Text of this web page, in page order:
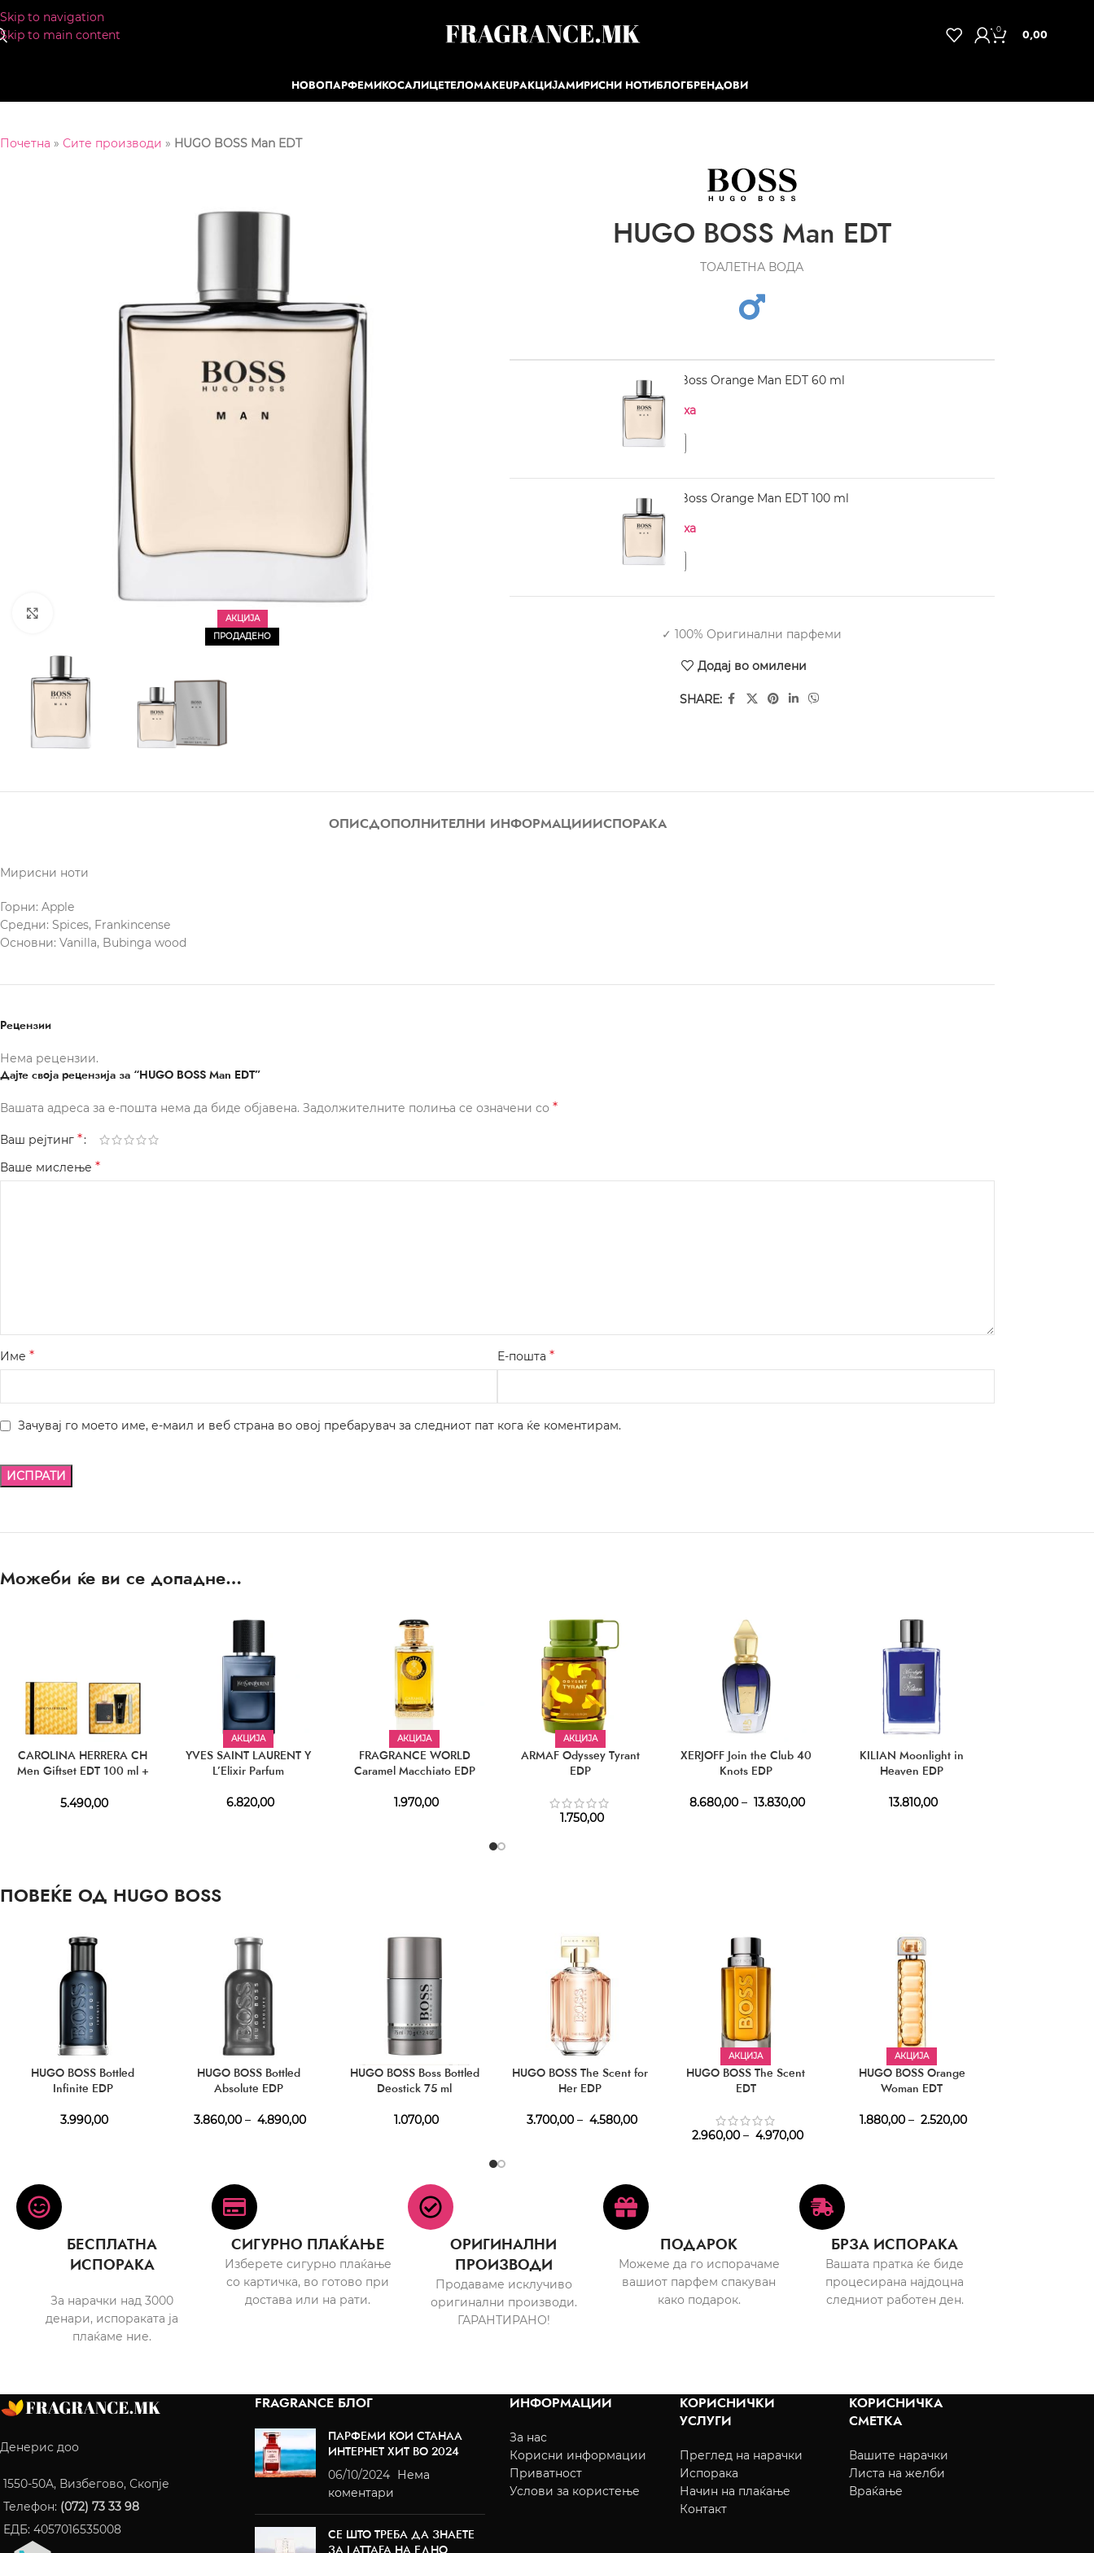
Skip to navigation
Skip to main content
0 0,00
НОВОПАРФЕМИКОСАЛИЦЕТЕЛОMAKEUPАКЦИЈАМИРИСНИ НОТИБЛОГБРЕНДОВИ
Почетна » Сите производи » HUGO BOSS Man EDT
АКЦИЈА
ПРОДАДЕНО
HUGO BOSS Man EDT
ТОАЛЕТНА ВОДА
HUGO BOSS Boss Orange Man EDT 60 ml
Нема на залиха
HUGO BOSS Boss Orange Man EDT 100 ml
Нема на залиха
✓ 100% Оригинални парфеми
Додај во омилени
SHARE:
ОПИСДОПОЛНИТЕЛНИ ИНФОРМАЦИИИСПОРАКА
Мирисни ноти
Горни: Apple
Средни: Spices, Frankincense
Основни: Vanilla, Bubinga wood
Рецензии
Нема рецензии.
Дајте своја рецензија за “HUGO BOSS Man EDT”
Вашата адреса за е-пошта нема да биде објавена. Задолжителните полиња се означени со *
Ваш рејтинг *
Ваше мислење *
Име * Е-пошта *
Зачувај го моето име, е-маил и веб страна во овој пребарувач за следниот пат кога ќе коментирам.
Можеби ќе ви се допадне…
CAROLINA HERRERA CH
Men Giftset EDT 100 ml +
5.490,00
АКЦИЈА
YVES SAINT LAURENT Y
L’Elixir Parfum
6.820,00
АКЦИЈА
FRAGRANCE WORLD
Caramel Macchiato EDP
1.970,00
АКЦИЈА
ARMAF Odyssey Tyrant
EDP
1.750,00
XERJOFF Join the Club 40
Knots EDP
8.680,00 – 13.830,00
KILIAN Moonlight in
Heaven EDP
13.810,00
ПОВЕЌЕ ОД HUGO BOSS
HUGO BOSS Bottled
Infinite EDP
3.990,00
HUGO BOSS Bottled
Absolute EDP
3.860,00 – 4.890,00
HUGO BOSS Boss Bottled
Deostick 75 ml
1.070,00
HUGO BOSS The Scent for
Her EDP
3.700,00 – 4.580,00
АКЦИЈА
HUGO BOSS The Scent
EDT
2.960,00 – 4.970,00
АКЦИЈА
HUGO BOSS Orange
Woman EDT
1.880,00 – 2.520,00
БЕСПЛАТНА
ИСПОРАКА
За нарачки над 3000
денари, испораката ја
плаќаме ние.
СИГУРНО ПЛАЌАЊЕ
Изберете сигурно плаќање
со картичка, во готово при
достава или на рати.
ОРИГИНАЛНИ
ПРОИЗВОДИ
Продаваме исклучиво
оригинални производи.
ГАРАНТИРАНО!
ПОДАРОК
Можеме да го испорачаме
вашиот парфем спакуван
како подарок.
БРЗА ИСПОРАКА
Вашата пратка ќе биде
процесирана најдоцна
следниот работен ден.
Денерис доо
1550-50A, Визбегово, Скопје
Телефон: (072) 73 33 98
ЕДБ: 4057016535008
FRAGRANCE БЛОГ
ПАРФЕМИ КОИ СТАНАА
ИНТЕРНЕТ ХИТ ВО 2024
06/10/2024 Нема
коментари
СЕ ШТО ТРЕБА ДА ЗНАЕТЕ
ЗА LATTAFA НА ЕДНО
ИНФОРМАЦИИ
За нас
Корисни информации
Приватност
Услови за користење
КОРИСНИЧКИ
УСЛУГИ
Преглед на нарачки
Испорака
Начин на плаќање
Контакт
КОРИСНИЧКА
СМЕТКА
Вашите нарачки
Листа на желби
Враќање